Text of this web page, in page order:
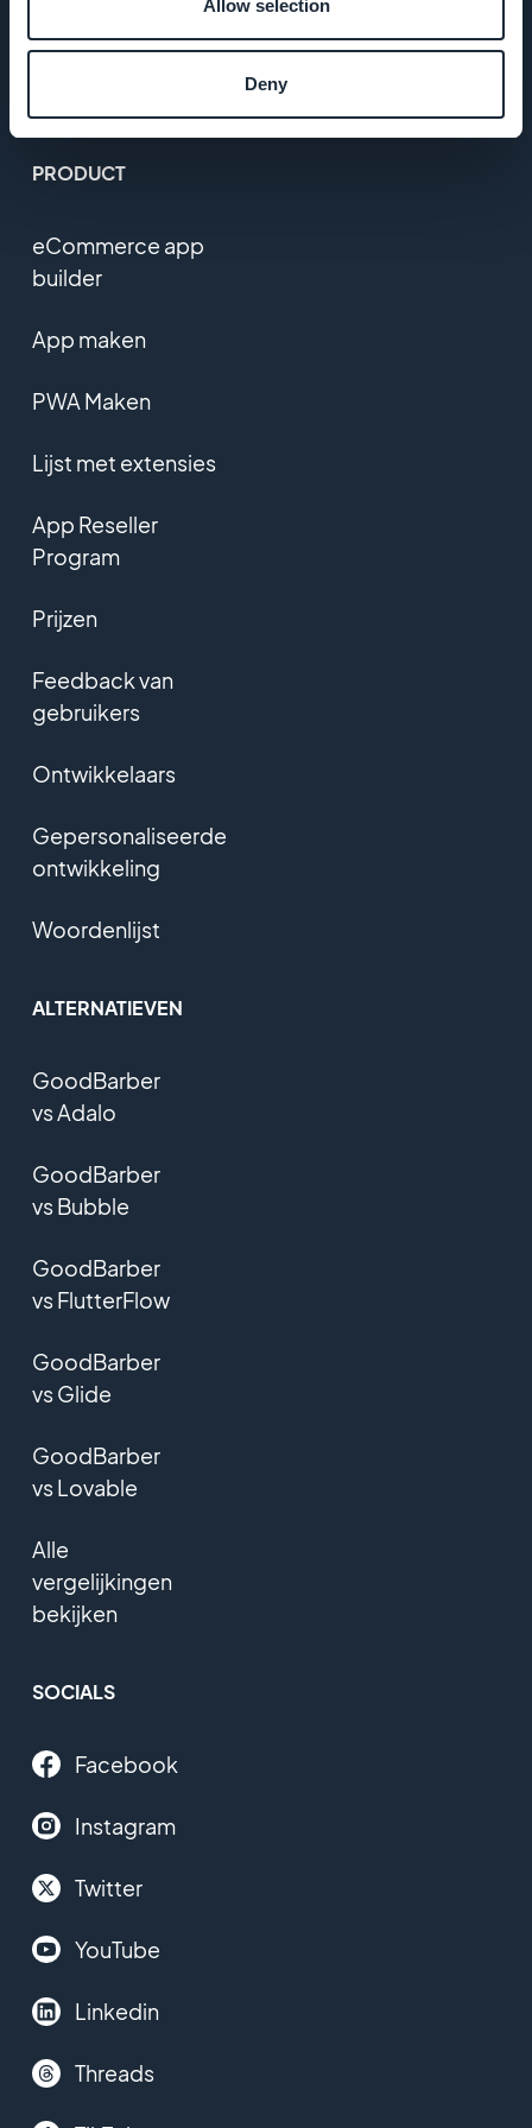
Allow selection
Deny
& AVG
PRODUCT
eCommerce app
builder
App maken
PWA Maken
Lijst met extensies
App Reseller
Program
Prijzen
Feedback van
gebruikers
Ontwikkelaars
Gepersonaliseerde
ontwikkeling
Woordenlijst
ALTERNATIEVEN
GoodBarber
vs Adalo
GoodBarber
vs Bubble
GoodBarber
vs FlutterFlow
GoodBarber
vs Glide
GoodBarber
vs Lovable
Alle
vergelijkingen
bekijken
SOCIALS
Facebook
Instagram
Twitter
YouTube
Linkedin
Threads